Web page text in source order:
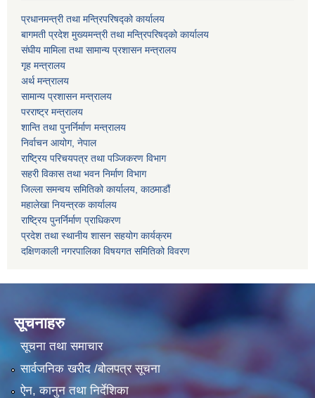
प्रधानमन्त्री तथा मन्त्रिपरिषद्को कार्यालय
बागमती प्रदेश मुख्यमन्त्री तथा मन्त्रिपरिषद्को कार्यालय
संघीय मामिला तथा सामान्य प्रशासन मन्त्रालय
गृह मन्त्रालय
अर्थ मन्त्रालय
सामान्य प्रशासन मन्त्रालय
परराष्ट्र मन्त्रालय
शान्ति तथा पुनर्निर्माण मन्त्रालय
निर्वाचन आयोग, नेपाल
राष्ट्रिय परिचयपत्र तथा पञ्जिकरण विभाग
सहरी विकास तथा भवन निर्माण विभाग
जिल्ला समन्वय समितिको कार्यालय, काठमाडौं
महालेखा नियन्त्रक कार्यालय
राष्ट्रिय पुनर्निर्माण प्राधिकरण
प्रदेश तथा स्थानीय शासन सहयोग कार्यक्रम
दक्षिणकाली नगरपालिका विषयगत समितिको विवरण
सूचनाहरु
सूचना तथा समाचार
सार्वजनिक खरीद /बोलपत्र सूचना
ऐन, कानुन तथा निर्देशिका